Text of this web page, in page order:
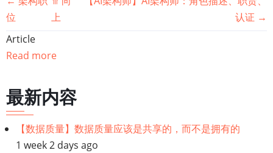
遍
历
链
接：
位
上
认证 →
Article
Read more
最新内容
【数据质量】数据质量应该是共享的，而不是拥有的
1 week 2 days ago